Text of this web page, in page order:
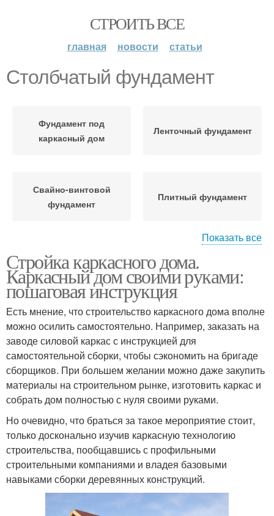
СТРОИТЬ ВСЕ
главная новости статьи
Столбчатый фундамент
Фундамент под
каркасный дом
Ленточный фундамент
Свайно-винтовой
фундамент
Плитный фундамент
Руки от фундамента
деревянного гаража
Фундамент для забора
Фундамент для
веранды
Показать все
Стройка каркасного дома.
Каркасный дом своими руками:
пошаговая инструкция
Есть мнение, что строительство каркасного дома вполне
можно осилить самостоятельно. Например, заказать на
заводе силовой каркас с инструкцией для
самостоятельной сборки, чтобы сэкономить на бригаде
сборщиков. При большем желании можно даже закупить
материалы на строительном рынке, изготовить каркас и
собрать дом полностью с нуля своими руками.
Но очевидно, что браться за такое мероприятие стоит,
только досконально изучив каркасную технологию
строительства, пообщавшись с профильными
строительными компаниями и владея базовыми
навыками сборки деревянных конструкций.